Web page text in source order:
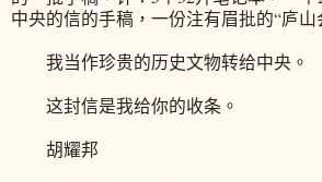
中央的信的手稿，一份注有眉批的“庐山
我当作珍贵的历史文物转给中央。
这封信是我给你的收条。
胡耀邦